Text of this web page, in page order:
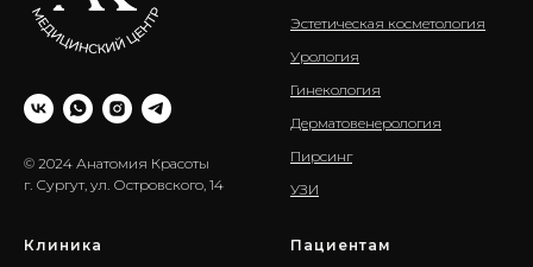
© 2024 Анатомия Красоты
г. Сургут, ул. Островского, 14
Эстетическая косметология
Урология
Гинекология
Дерматовенерология
Пирсинг
УЗИ
Клиника Пациентам